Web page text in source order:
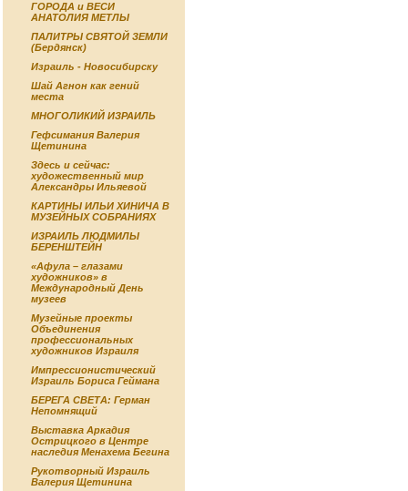
ГОРОДА и ВЕСИ
АНАТОЛИЯ МЕТЛЫ
ПАЛИТРЫ СВЯТОЙ ЗЕМЛИ
(Бердянск)
Израиль - Новосибирску
Шай Агнон как гений
места
МНОГОЛИКИЙ ИЗРАИЛЬ
Гефсимания Валерия
Щетинина
Здесь и сейчас:
художественный мир
Александры Ильяевой
КАРТИНЫ ИЛЬИ ХИНИЧА В
МУЗЕЙНЫХ СОБРАНИЯХ
ИЗРАИЛЬ ЛЮДМИЛЫ
БЕРЕНШТЕЙН
«Афула – глазами
художников» в
Международный День
музеев
Музейные проекты
Объединения
профессиональных
художников Израиля
Импрессионистический
Израиль Бориса Геймана
БЕРЕГА СВЕТА: Герман
Непомнящий
Выставка Аркадия
Острицкого в Центре
наследия Менахема Бегина
Рукотворный Израиль
Валерия Щетинина